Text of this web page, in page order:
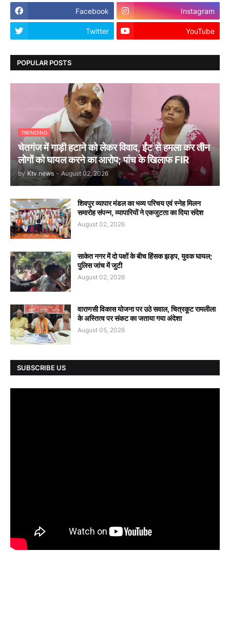
Facebook Instagram
Twitter YouTube
POPULAR POSTS
TRENDING
चेतगंज में गाड़ी हटाने को लेकर विवाद, ईंट से हमला कर तीन
लोगों को घायल करने का आरोप; पांच के खिलाफ FIR
by Ktv news - August 02, 2026
शिवपुर व्यापार मंडल का भव्य परिचय एवं स्नेह मिलन
समारोह संपन्न, व्यापारियों ने एकजुटता का दिया संदेश
August 02, 2026
साकेत नगर में दो पक्षों के बीच हिंसक झड़प, युवक घायल;
पुलिस जांच में जुटी
August 02, 2026
वाराणसी विकास योजना पर उठे सवाल, चित्रकूट रामलीला
के अस्तित्व पर संकट का जताया गया अंदेशा
August 05, 2026
SUBSCRIBE US